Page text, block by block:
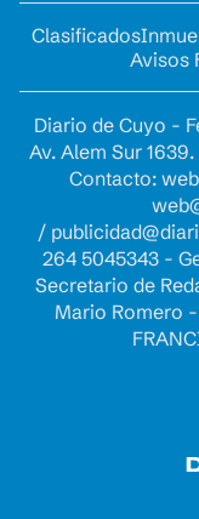
Clasificados
Avisos
Diario de Cuyo -
Av. Alem Sur
Contacto:
/
264 5045343 -
Secretario de
Mario Romero